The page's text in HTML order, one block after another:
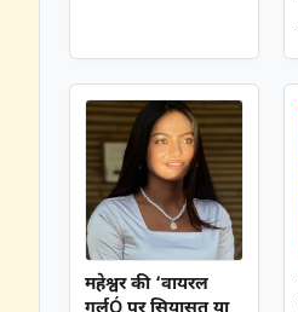
महेश्वर की ‘वायरल